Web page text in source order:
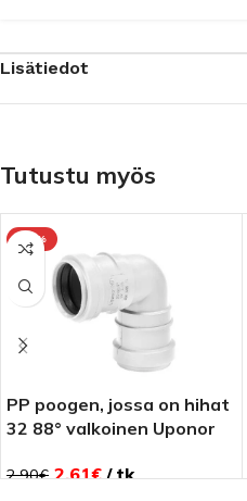
Lisätiedot
Tutustu myös
-10%
PP poogen, jossa on hihat
32 88° valkoinen Uponor
2.90€ 2.61€ tk